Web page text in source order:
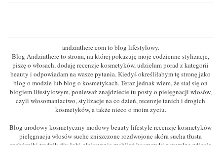
andziathere.com to blog lifestylowy.
Blog Andziathere to strona, na której pokazuję moje codzienne stylizacje,
piszę o włosach, dodaję recenzje kosmetyków, udzielam porad z kategorii
beauty i odpowiadam na wasze pytania. Kiedyś określiłabym tę stronę jako
blog o modzie lub blog o kosmetykach. Teraz jednak wiem, że stał się on
blogiem lifestylowym, ponieważ znajdziecie tu posty o pielęgnacji włosów,
czyli włosomaniactwo, stylizacje na co dzień, recenzje tanich i drogich
kosmetyków, a także nieco o moim zyciu.
Blog urodowy kosmetyczny modowy beauty lifestyle recenzje kosmetyków
pielęgnacja włosów suche zniszczone rozdwojone skóra sucha tłusta